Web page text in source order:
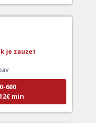
je zauzet
600
min